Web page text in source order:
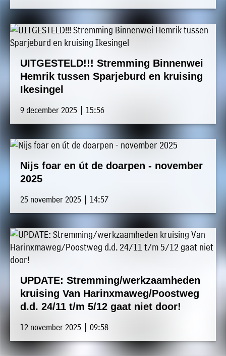
UITGESTELD!!! Stremming Binnenwei
Hemrik tussen Sparjeburd en kruising
Ikesingel
9 december 2025 | 15:56
Nijs foar en út de doarpen - november
2025
25 november 2025 | 14:57
UPDATE: Stremming/werkzaamheden
kruising Van Harinxmaweg/Poostweg
d.d. 24/11 t/m 5/12 gaat niet door!
12 november 2025 | 09:58